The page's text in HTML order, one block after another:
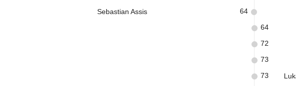
Sebastian Assis 64
64
72
73
73